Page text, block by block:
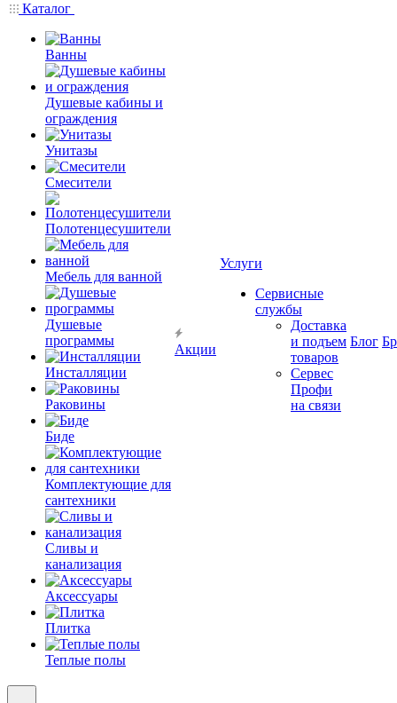
Каталог
Ванны
Душевые кабины и
ограждения
Унитазы
Смесители
Полотенцесушители
Мебель для ванной
Душевые
программы
Инсталляции
Раковины
Биде
Комплектующие для
сантехники
Сливы и
канализация
Аксессуары
Плитка
Теплые полы
Акции
Услуги
Сервисные
службы
Доставка
и подъем
товаров
Сервес
Профи
на связи
Блог